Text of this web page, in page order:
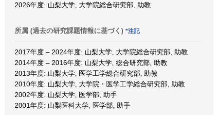
2026年度: 山梨大学, 大学院総合研究部, 助教
所属 (過去の研究課題情報に基づく) *注記
2017年度 – 2024年度: 山梨大学, 大学院総合研究部, 助教
2014年度 – 2016年度: 山梨大学, 総合研究部, 助教
2013年度: 山梨大学, 医学工学総合研究部, 助教
2010年度: 山梨大学, 大学院・医学工学総合研究部, 助教
2002年度: 山梨大学, 医学部, 助手
2001年度: 山梨医科大学, 医学部, 助手